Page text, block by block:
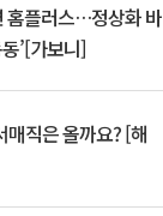
홈플러스…정상화 바
’[가보니]
직은 올까요? [해